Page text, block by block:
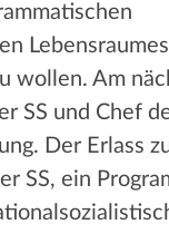
wollen. Am
SS und Chef
Der Erlass
SS, ein